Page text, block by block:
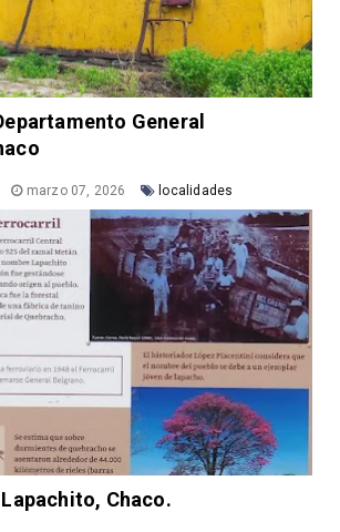
General
marzo 07, 2026 localidades
Chaco.